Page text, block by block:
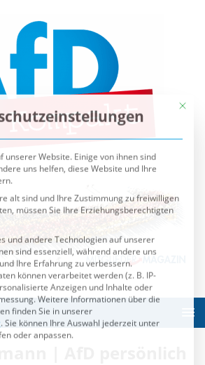
| AfD persönlich
unserer Website. Einige von ihnen sind
uns helfen, diese Website und Ihre
alt sind und Ihre Zustimmung zu freiwilligen
und andere Technologien auf unserer
sind essenziell, während andere uns
Ihre Erfahrung zu verbessern.
können verarbeitet werden (z. B. IP-
Anzeigen und Inhalte oder
Weitere Informationen über die
. Sie können Ihre Auswahl jederzeit unter
oder anpassen.
Service-Gruppen, für die eine
Speichern